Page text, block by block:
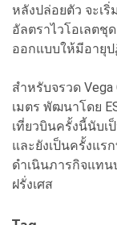
หลังปล่อยตัว จะเ
อัลตราไวโอเลตชุ
ออกแบบให้มีอายุ
สำหรับจรวด
เมตร พัฒนาโดย
เที่ยวบินครั้งนี้นับเ
และยังเป็นครั้งแร
ดำเนินภารกิจแทน
ฝรั่งเศส